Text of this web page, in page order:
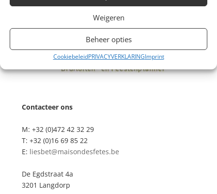
Weigeren
Beheer opties
CookiebeleidPRIVACYVERKLARINGImprint
Contacteer ons
M: +32 (0)472 42 32 29
T: +32 (0)16 69 85 22
E: liesbet@maisondesfetes.be
De Egdstraat 4a
3201 Langdorp